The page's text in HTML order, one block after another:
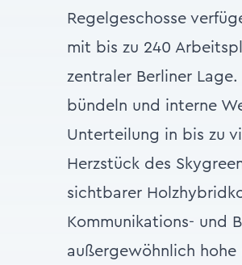
Regelgeschosse
mit bis zu 240
zentraler Berliner
bündeln und interne
Unterteilung in bis zu
Herzstück des
sichtbarer
Kommunikations- und
außergewöhnlich